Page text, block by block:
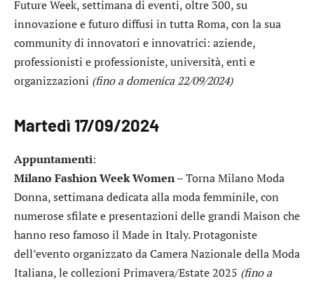
Future Week, settimana di eventi, oltre 300, su
innovazione e futuro diffusi in tutta Roma, con la sua
community di innovatori e innovatrici: aziende,
professionisti e professioniste, università, enti e
organizzazioni (fino a domenica 22/09/2024)
Martedì 17/09/2024
Appuntamenti:
Milano Fashion Week Women– Torna Milano Moda
Donna, settimana dedicata alla moda femminile, con
numerose sfilate e presentazioni delle grandi Maison che
hanno reso famoso il Made in Italy. Protagoniste
dell’evento organizzato da Camera Nazionale della Moda
Italiana, le collezioni Primavera/Estate 2025 (fino a